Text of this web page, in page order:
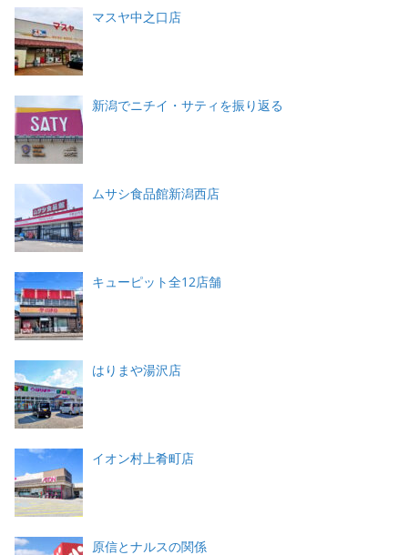
マスヤ中之口店
新潟でニチイ・サティを振り返る
ムサシ食品館新潟西店
キューピット全12店舗
はりまや湯沢店
イオン村上肴町店
原信とナルスの関係